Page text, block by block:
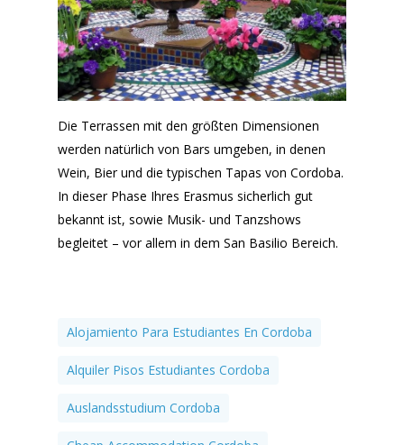
Die Terrassen mit den größten Dimensionen
werden natürlich von Bars umgeben, in denen
Wein, Bier und die typischen Tapas von Cordoba.
In dieser Phase Ihres Erasmus sicherlich gut
bekannt ist, sowie Musik- und Tanzshows
begleitet – vor allem in dem San Basilio Bereich.
Alojamiento Para Estudiantes En Cordoba
Alquiler Pisos Estudiantes Cordoba
Auslandsstudium Cordoba